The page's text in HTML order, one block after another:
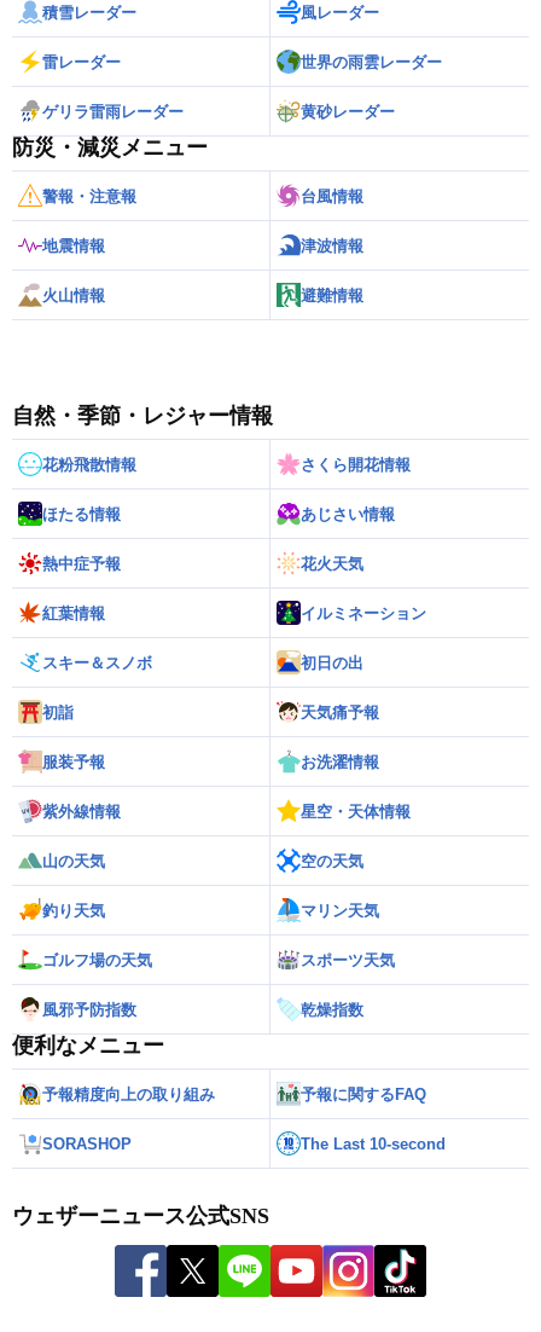
積雪レーダー 風レーダー
雷レーダー 世界の雨雲レーダー
ゲリラ雷雨レーダー 黄砂レーダー
防災・減災メニュー
警報・注意報 台風情報
地震情報 津波情報
火山情報 避難情報
自然・季節・レジャー情報
花粉飛散情報 さくら開花情報
ほたる情報 あじさい情報
熱中症予報 花火天気
紅葉情報 イルミネーション
スキー＆スノボ 初日の出
初詣 天気痛予報
服装予報 お洗濯情報
紫外線情報 星空・天体情報
山の天気 空の天気
釣り天気 マリン天気
ゴルフ場の天気 スポーツ天気
風邪予防指数 乾燥指数
便利なメニュー
予報精度向上の取り組み 予報に関するFAQ
SORASHOP The Last 10-second
ウェザーニュース公式SNS